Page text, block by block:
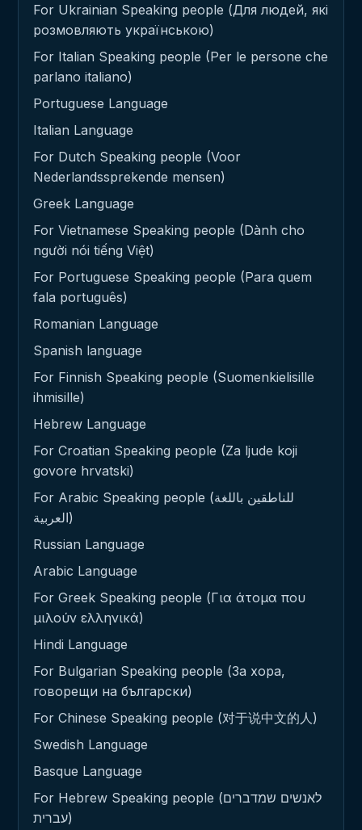
For Ukrainian Speaking people (Для людей, які
розмовляють українською)
For Italian Speaking people (Per le persone che
parlano italiano)
Portuguese Language
Italian Language
For Dutch Speaking people (Voor
Nederlandssprekende mensen)
Greek Language
For Vietnamese Speaking people (Dành cho
người nói tiếng Việt)
For Portuguese Speaking people (Para quem
fala português)
Romanian Language
Spanish language
For Finnish Speaking people (Suomenkielisille
ihmisille)
Hebrew Language
For Croatian Speaking people (Za ljude koji
govore hrvatski)
For Arabic Speaking people (للناطقين باللغة
العربية)
Russian Language
Arabic Language
For Greek Speaking people (Για άτομα που
μιλούν ελληνικά)
Hindi Language
For Bulgarian Speaking people (За хора,
говорещи на български)
For Chinese Speaking people (对于说中文的人)
Swedish Language
Basque Language
For Hebrew Speaking people (לאנשים שמדברים
עברית)